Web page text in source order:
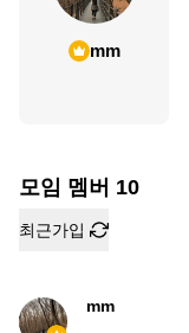
mm
모임 멤버 10
최근가입
mm